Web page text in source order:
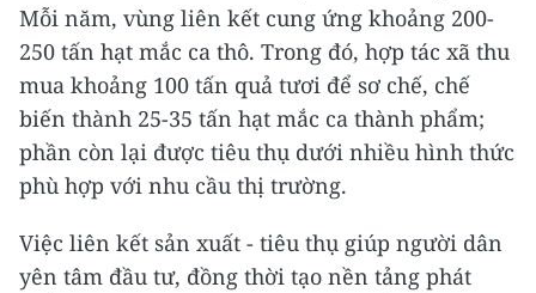
Mỗi năm, vùng liên kết cung ứng khoảng 200-
250 tấn hạt mắc ca thô. Trong đó, hợp tác xã thu
mua khoảng 100 tấn quả tươi để sơ chế, chế
biến thành 25-35 tấn hạt mắc ca thành phẩm;
phần còn lại được tiêu thụ dưới nhiều hình thức
phù hợp với nhu cầu thị trường.
Việc liên kết sản xuất - tiêu thụ giúp người dân
yên tâm đầu tư, đồng thời tạo nền tảng phát